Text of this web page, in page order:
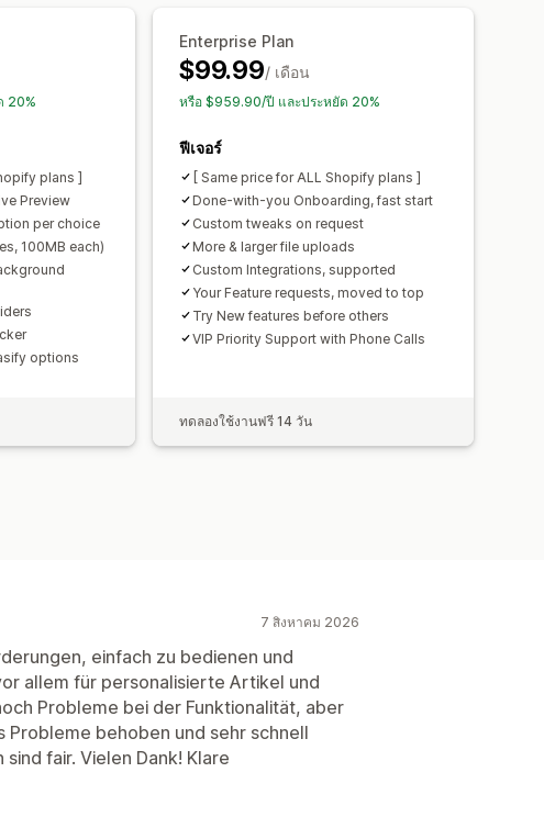
ดราคาตามปริมาณการสั่งซื้อ
20%
plans ]
Preview
per choice
100MB each)
options
Enterprise Plan
$99.99/ เดือน
หรือ $959.90/ปี และประหยัด 20%
ฟีเจอร์
[ Same price for ALL Shopify plans ]
Done-with-you Onboarding, fast start
Custom tweaks on request
More & larger file uploads
Custom Integrations, supported
Your Feature requests, moved to top
Try New features before others
VIP Priority Support with Phone Calls
ทดลองใช้งานฟรี 14 วัน
7 สิงหาคม 2026
einfach zu bedienen und
allem für personalisierte Artikel und
Probleme bei der Funktionalität, aber
Probleme behoben und sehr schnell
fair. Vielen Dank! Klare